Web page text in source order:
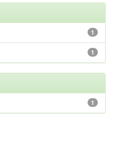
1
1
1